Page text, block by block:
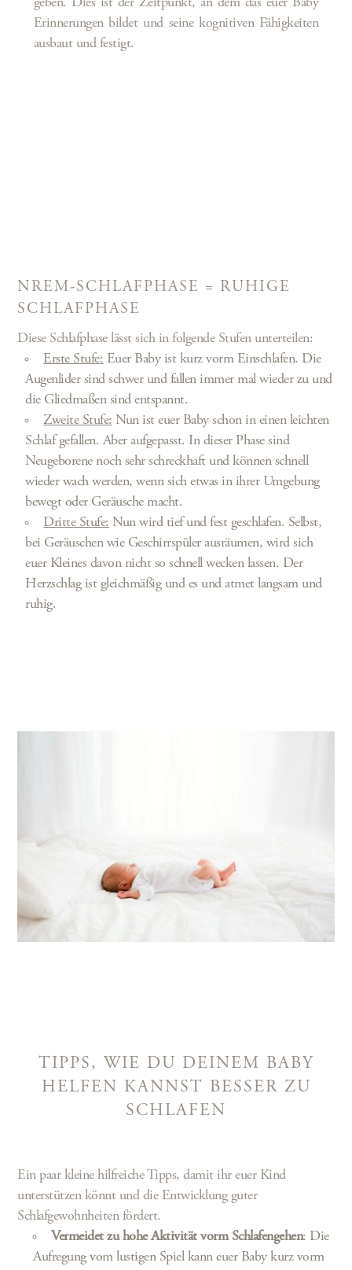
geben. Dies ist der Zeitpunkt, an dem das euer Baby
Erinnerungen bildet und seine kognitiven Fähigkeiten
ausbaut und festigt.
NREM-SCHLAFPHASE = RUHIGE
SCHLAFPHASE
Diese Schlafphase lässt sich in folgende Stufen unterteilen:
Erste Stufe: Euer Baby ist kurz vorm Einschlafen. Die
Augenlider sind schwer und fallen immer mal wieder zu und
die Gliedmaßen sind entspannt.
Zweite Stufe: Nun ist euer Baby schon in einen leichten
Schlaf gefallen. Aber aufgepasst. In dieser Phase sind
Neugeborene noch sehr schreckhaft und können schnell
wieder wach werden, wenn sich etwas in ihrer Umgebung
bewegt oder Geräusche macht.
Dritte Stufe: Nun wird tief und fest geschlafen. Selbst,
bei Geräuschen wie Geschirrspüler ausräumen, wird sich
euer Kleines davon nicht so schnell wecken lassen. Der
Herzschlag ist gleichmäßig und es und atmet langsam und
ruhig.
TIPPS, WIE DU DEINEM BABY
HELFEN KANNST BESSER ZU
SCHLAFEN
Ein paar kleine hilfreiche Tipps, damit ihr euer Kind
unterstützen könnt und die Entwicklung guter
Schlafgewohnheiten fördert.
Vermeidet zu hohe Aktivität vorm Schlafengehen: Die
Aufregung vom lustigen Spiel kann euer Baby kurz vorm